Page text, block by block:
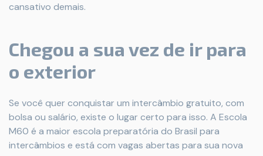
cansativo demais.
Chegou a sua vez de ir para
o exterior
Se você quer conquistar um intercâmbio gratuito, com
bolsa ou salário, existe o lugar certo para isso. A Escola
M60 é a maior escola preparatória do Brasil para
intercâmbios e está com vagas abertas para sua nova